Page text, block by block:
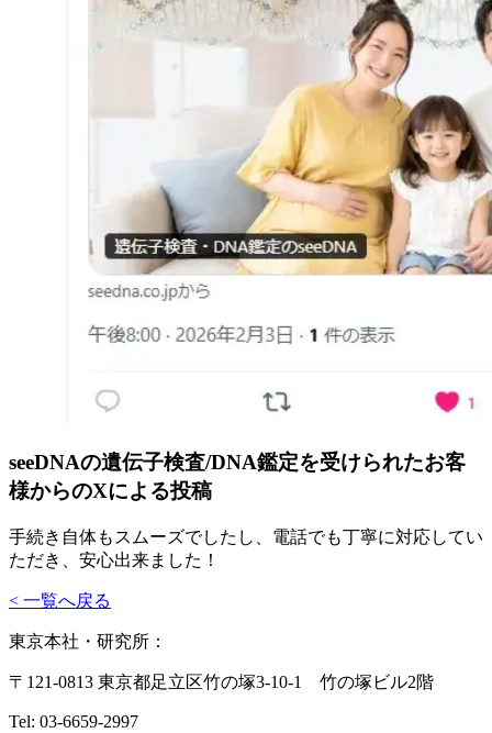
seeDNAの遺伝子検査/DNA鑑定を受けられたお客
様からのXによる投稿
手続き自体もスムーズでしたし、電話でも丁寧に対応してい
ただき、安心出来ました！
< 一覧へ戻る
東京本社・研究所：
〒121-0813 東京都足立区竹の塚3-10-1 竹の塚ビル2階
Tel: 03-6659-2997